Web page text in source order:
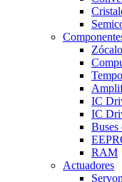
IC
IC
Buses
RAM
Actuadores